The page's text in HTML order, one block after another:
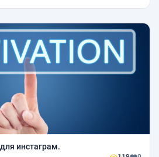
инстаграм.